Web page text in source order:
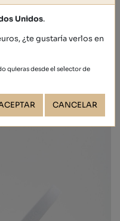
Unidos.
¿te gustaría verlos en
quieras desde el selector de
CANCELAR